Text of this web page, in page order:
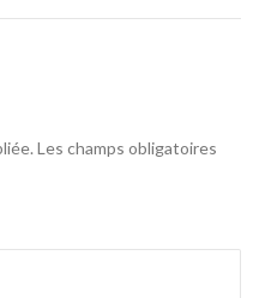
Les champs obligatoires